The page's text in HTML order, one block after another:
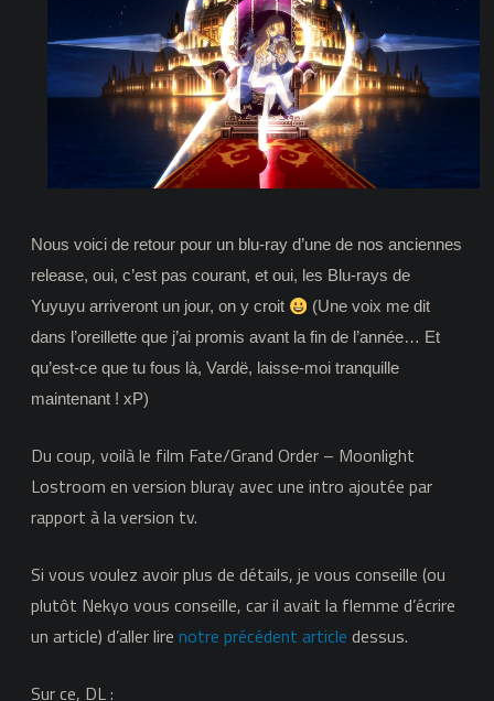
Blu-
ray
Nous voici de retour pour un blu-ray d’une de nos anciennes
release, oui, c’est pas courant, et oui, les Blu-rays de
Yuyuyu arriveront un jour, on y croit
(Une voix me dit
dans l’oreillette que j’ai promis avant la fin de l’année… Et
qu’est-ce que tu fous là, Vardë, laisse-moi tranquille
maintenant ! xP)
Du coup, voilà le film Fate/Grand Order – Moonlight
Lostroom en version bluray avec une intro ajoutée par
rapport à la version tv.
Si vous voulez avoir plus de détails, je vous conseille (ou
plutôt Nekyo vous conseille, car il avait la flemme d’écrire
un article) d’aller lire notre précédent article dessus.
Sur ce, DL :